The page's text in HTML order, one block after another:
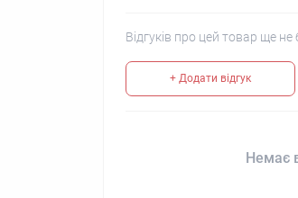
Відгуків про цей товар ще не
+ Додати відгук
Немає